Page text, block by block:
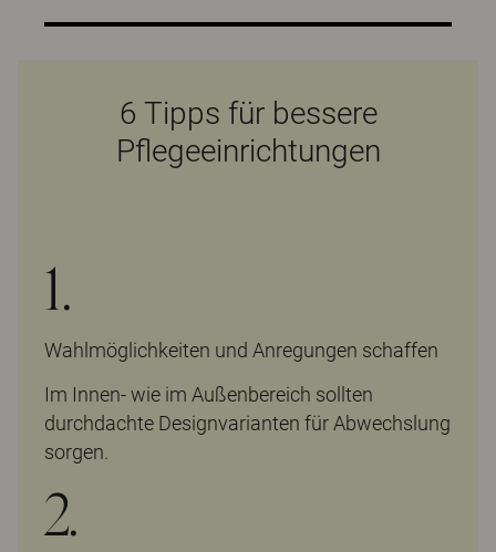
6 Tipps für bessere
Pflegeeinrichtungen
1.
Wahlmöglichkeiten und Anregungen schaffen
Im Innen- wie im Außenbereich sollten
durchdachte Designvarianten für Abwechslung
sorgen.
2.